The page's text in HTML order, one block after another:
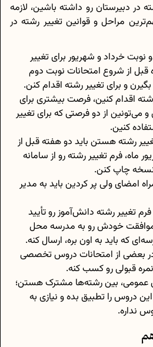
در دبیرستان رو داشته باشین، لازمه
مراحل و قوانین تغییر رشته در
نوبت خرداد و شهریور برای تغییر
قبل از شروع امتحانات نوبت دوم
و برای تغییر رشته اقدام کنن.
اقدام کنین، فرصت بیشتری برای
از دو فرصتی که برای تغییر
کنین.
رشته هستن باید دو هفته قبل از
ماه، فرم تغییر رشته رو از سامانه
نسخه چاپ کنن.
امضای ولی پر کردین باید به مدیر
تغییر رشته دانش‌آموز رو تأیید
موافقت خودش رو به مدرسه محل
که باید به اون بره، ارسال کنه.
در بعضی از امتحانات دروس تخصصی
قبولی رو کسب کنه.
بین رشته‌ها مشترک هستن؛
دروس را تطبیق بده و نیازی به
نداره.